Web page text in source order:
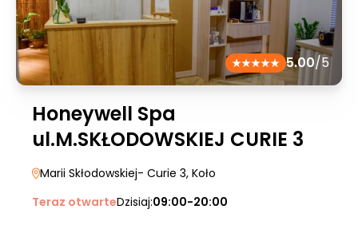
5.00/5
Honeywell Spa
ul.M.SKŁODOWSKIEJ CURIE 3
Marii Skłodowskiej- Curie 3, Koło
Teraz otwarteDzisiaj:09:00-20:00